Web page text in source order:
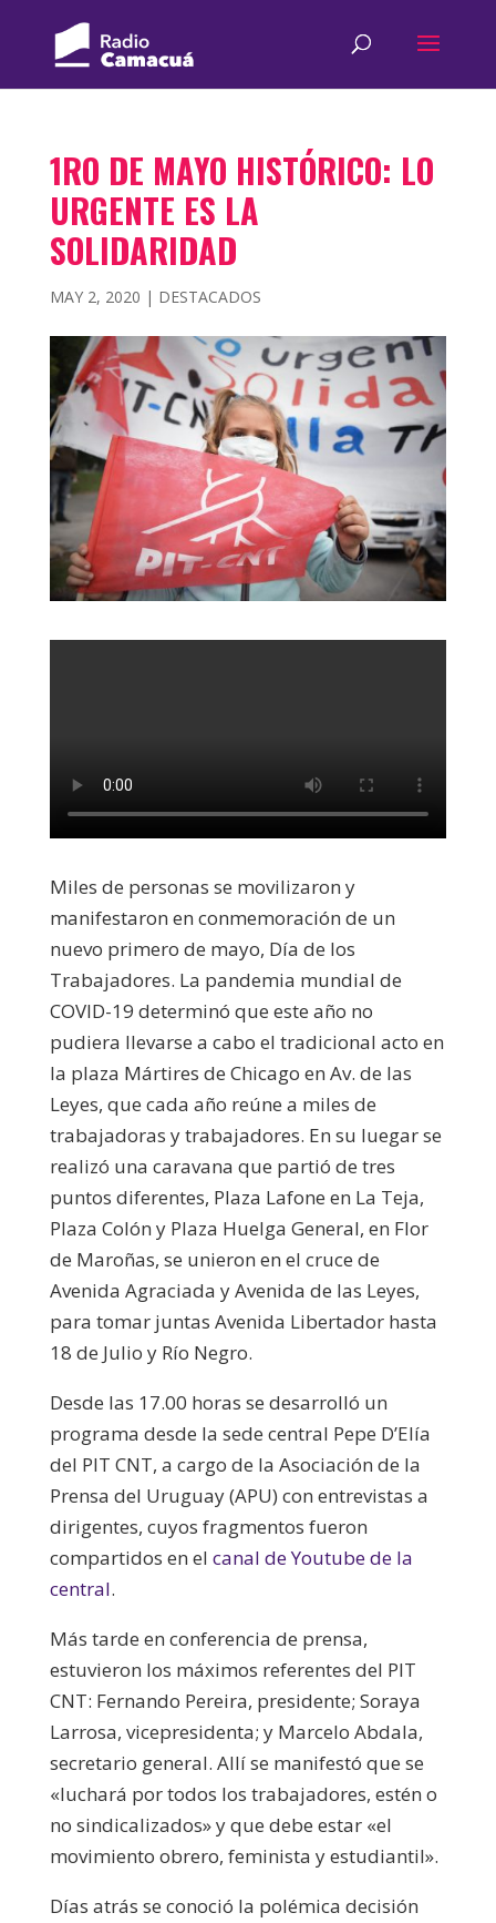
1RO DE MAYO HISTÓRICO: LO
URGENTE ES LA
SOLIDARIDAD
MAY 2, 2020 | DESTACADOS
Miles de personas se movilizaron y
manifestaron en conmemoración de un
nuevo primero de mayo, Día de los
Trabajadores. La pandemia mundial de
COVID-19 determinó que este año no
pudiera llevarse a cabo el tradicional acto en
la plaza Mártires de Chicago en Av. de las
Leyes, que cada año reúne a miles de
trabajadoras y trabajadores. En su luegar se
realizó una caravana que partió de tres
puntos diferentes, Plaza Lafone en La Teja,
Plaza Colón y Plaza Huelga General, en Flor
de Maroñas, se unieron en el cruce de
Avenida Agraciada y Avenida de las Leyes,
para tomar juntas Avenida Libertador hasta
18 de Julio y Río Negro.
Desde las 17.00 horas se desarrolló un
programa desde la sede central Pepe D’Elía
del PIT CNT, a cargo de la Asociación de la
Prensa del Uruguay (APU) con entrevistas a
dirigentes, cuyos fragmentos fueron
compartidos en el canal de Youtube de la
central.
Más tarde en conferencia de prensa,
estuvieron los máximos referentes del PIT
CNT: Fernando Pereira, presidente; Soraya
Larrosa, vicepresidenta; y Marcelo Abdala,
secretario general. Allí se manifestó que se
«luchará por todos los trabajadores, estén o
no sindicalizados» y que debe estar «el
movimiento obrero, feminista y estudiantil».
Días atrás se conoció la polémica decisión